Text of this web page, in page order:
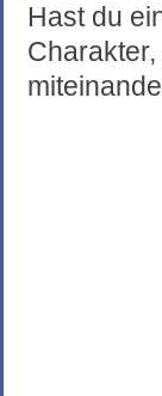
Hast du